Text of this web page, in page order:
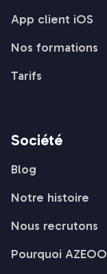
App client iOS
Nos formations
Tarifs
Société
Blog
Notre histoire
Nous recrutons
Pourquoi AZEOO